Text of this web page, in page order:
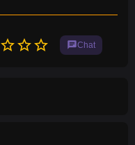
star_borderstar_borderstar_border chatChat